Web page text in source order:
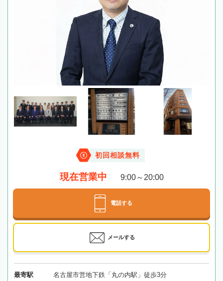
初回相談無料
現在営業中 9:00～20:00
電話する
メールする
最寄駅 名古屋市営地下鉄「丸の内駅」徒歩3分